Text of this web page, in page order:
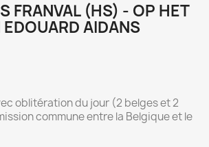
FRANVAL (HS) - OP HET
AIDANS
oblitération du jour (2 belges et 2
commune entre la Belgique et le